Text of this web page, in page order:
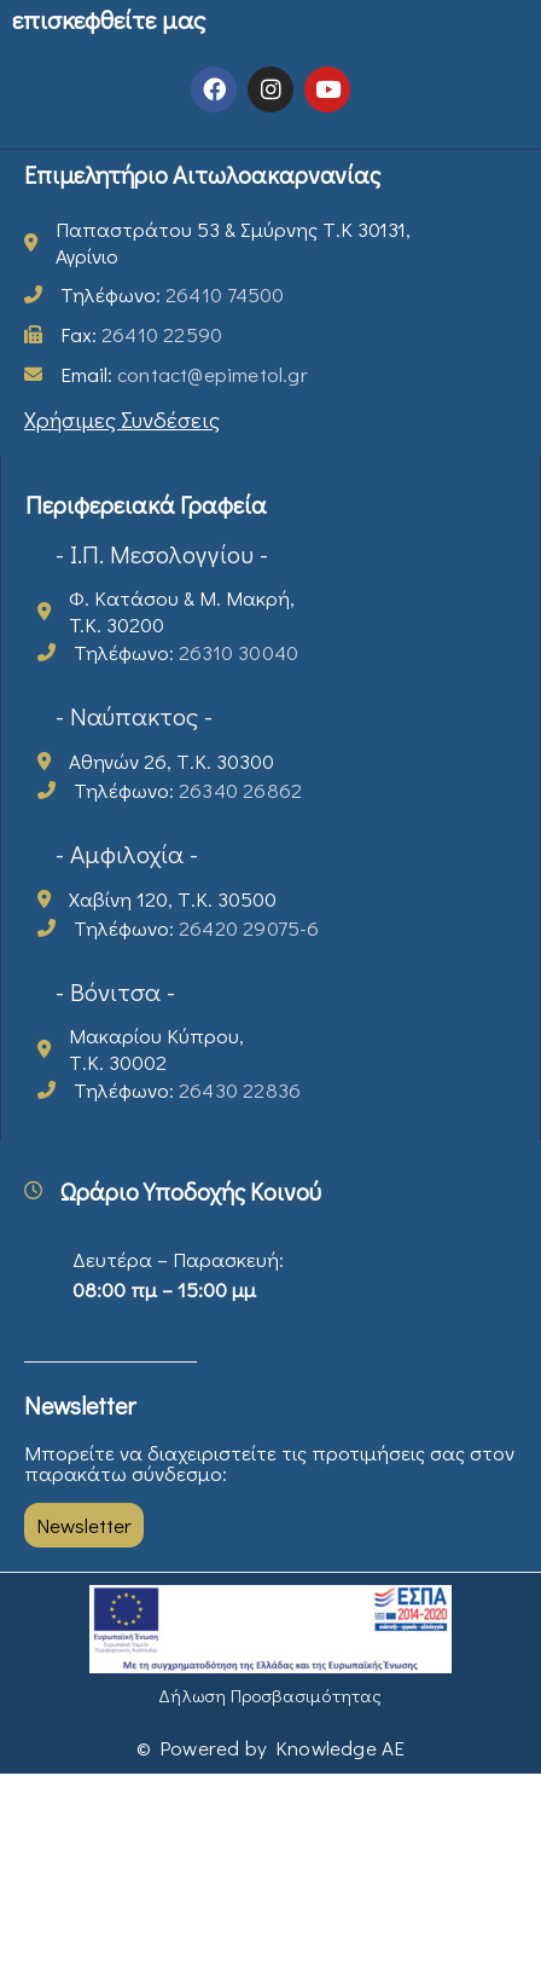
επισκεφθείτε μας
Επιμελητήριο Αιτωλοακαρνανίας
Παπαστράτου 53 & Σμύρνης Τ.Κ 30131,
Αγρίνιο
Τηλέφωνο: 26410 74500
Fax: 26410 22590
Email: contact@epimetol.gr
Χρήσιμες Συνδέσεις
Περιφερειακά Γραφεία
- Ι.Π. Μεσολογγίου -
Φ. Κατάσου & Μ. Μακρή,
T.K. 30200
Τηλέφωνο: 26310 30040
- Ναύπακτος -
Αθηνών 26, Τ.Κ. 30300
Τηλέφωνο: 26340 26862
- Αμφιλοχία -
Χαβίνη 120, Τ.Κ. 30500
Τηλέφωνο: 26420 29075-6
- Βόνιτσα -
Μακαρίου Κύπρου,
Τ.Κ. 30002
Τηλέφωνο: 26430 22836
Ωράριο Υποδοχής Κοινού
Δευτέρα – Παρασκευή:
08:00 πμ – 15:00 μμ
Newsletter
Μπορείτε να διαχειριστείτε τις προτιμήσεις σας στον
παρακάτω σύνδεσμο:
Newsletter
Δήλωση Προσβασιμότητας
© Powered by Knowledge AE